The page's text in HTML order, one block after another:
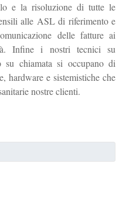
e la risoluzione di tutte le
alle ASL di riferimento e
delle fatture ai
Infine i nostri tecnici su
su chiamata si occupano di
hardware e sistemistiche che
nostre clienti.